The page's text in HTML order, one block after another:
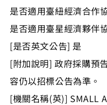
是否適用臺紐經濟合作
是否適用臺星經濟夥伴
[是否英文公告] 是
[附加說明] 政府採購預
容仍以招標公告為準。
[機關名稱(英)] SMALL